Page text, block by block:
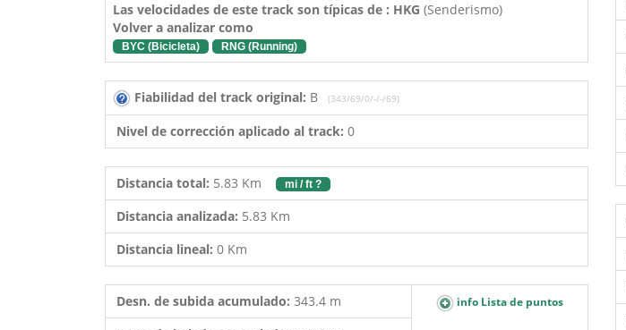
Las velocidades de este track son típicas de : HKG (Senderismo)
Volver a analizar como
BYC (Bicicleta) RNG (Running)
Fiabilidad del track original: B (343/69/0/-/-/69)
Nivel de corrección aplicado al track: 0
Distancia total: 5.83 Km mi / ft ?
Distancia analizada: 5.83 Km
Distancia lineal: 0 Km
Desn. de subida acumulado: 343.4 m info Lista de puntos